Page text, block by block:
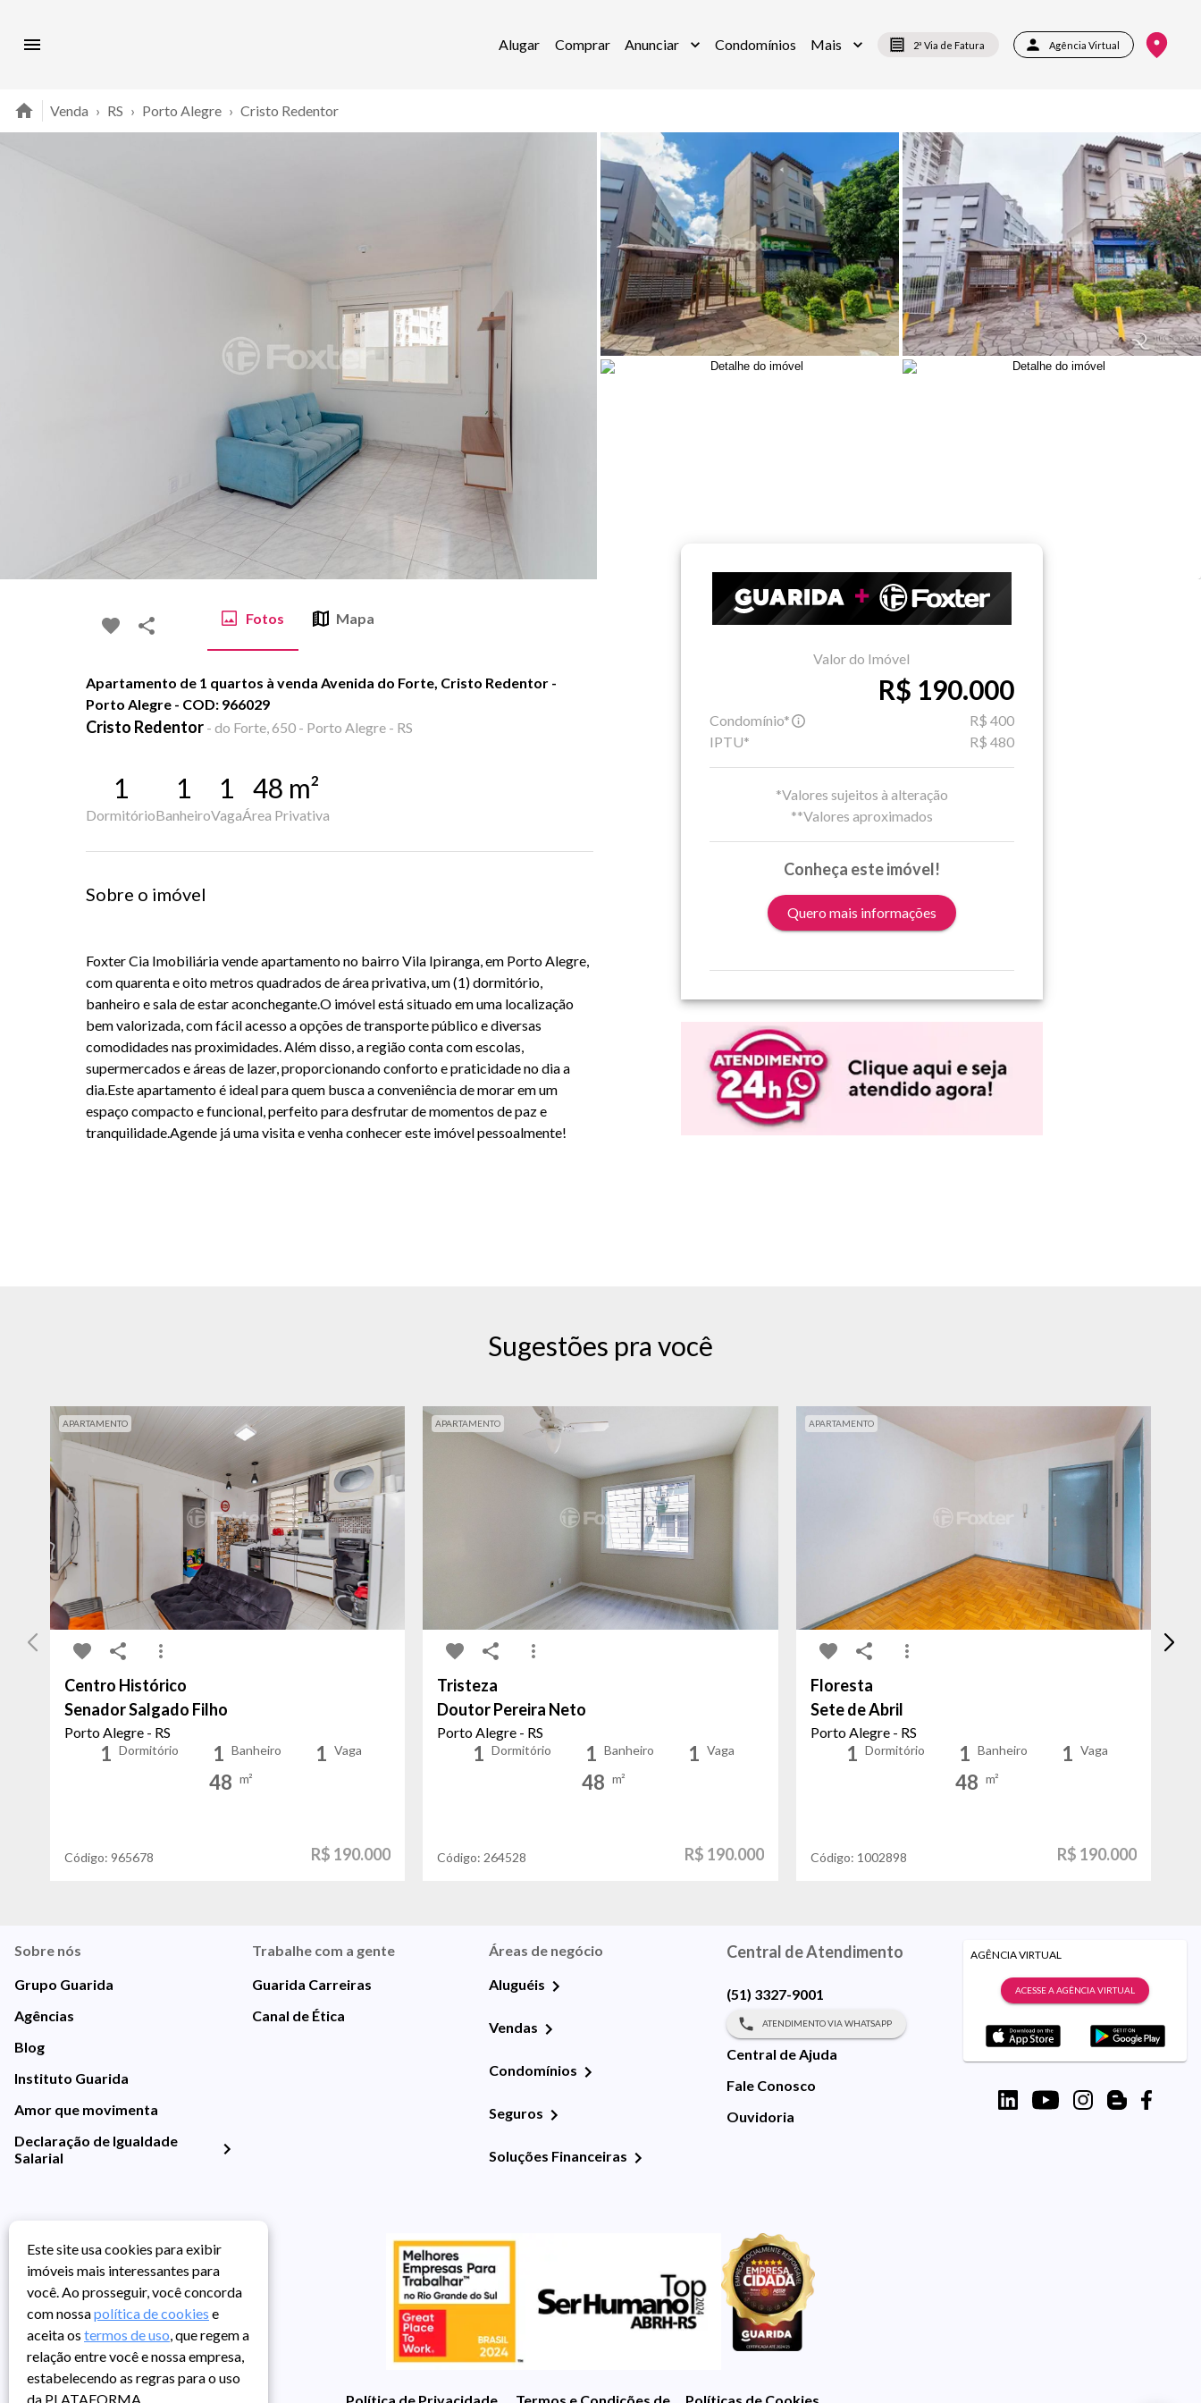
Alugar Comprar Anunciar Condomínios Mais 2ª Via de Fatura Agência Virtual
Venda › RS › Porto Alegre › Cristo Redentor
Fotos Mapa
Apartamento de 1 quartos à venda Avenida do Forte, Cristo Redentor -
Porto Alegre - COD: 966029
Cristo Redentor - do Forte, 650 - Porto Alegre - RS
1
Dormitório
1
Banheiro
1
Vaga
48 m²
Área Privativa
Sobre o imóvel
Foxter Cia Imobiliária vende apartamento no bairro Vila Ipiranga, em Porto Alegre,
com quarenta e oito metros quadrados de área privativa, um (1) dormitório,
banheiro e sala de estar aconchegante.O imóvel está situado em uma localização
bem valorizada, com fácil acesso a opções de transporte público e diversas
comodidades nas proximidades. Além disso, a região conta com escolas,
supermercados e áreas de lazer, proporcionando conforto e praticidade no dia a
dia.Este apartamento é ideal para quem busca a conveniência de morar em um
espaço compacto e funcional, perfeito para desfrutar de momentos de paz e
tranquilidade.Agende já uma visita e venha conhecer este imóvel pessoalmente!
Valor do Imóvel
R$ 190.000
Condomínio*
R$ 400
IPTU*
R$ 480
*Valores sujeitos à alteração
**Valores aproximados
Conheça este imóvel!
Quero mais informações
Sugestões pra você
APARTAMENTO
Centro Histórico
Senador Salgado Filho
Porto Alegre - RS
1 Dormitório 1 Banheiro 1 Vaga
48 m²
Código: 965678 R$ 190.000
APARTAMENTO
Tristeza
Doutor Pereira Neto
Porto Alegre - RS
1 Dormitório 1 Banheiro 1 Vaga
48 m²
Código: 264528 R$ 190.000
APARTAMENTO
Floresta
Sete de Abril
Porto Alegre - RS
1 Dormitório 1 Banheiro 1 Vaga
48 m²
Código: 1002898 R$ 190.000
Sobre nós
Grupo Guarida
Agências
Blog
Instituto Guarida
Amor que movimenta
Declaração de Igualdade
Salarial
Trabalhe com a gente
Guarida Carreiras
Canal de Ética
Áreas de negócio
Aluguéis
Vendas
Condomínios
Seguros
Soluções Financeiras
Central de Atendimento
(51) 3327-9001
ATENDIMENTO VIA WHATSAPP
Central de Ajuda
Fale Conosco
Ouvidoria
AGÊNCIA VIRTUAL
ACESSE A AGÊNCIA VIRTUAL
Política de Privacidade Termos e Condições de UsoPolíticas de Cookies
Este site usa cookies para exibir
imóveis mais interessantes para
você. Ao prosseguir, você concorda
com nossapolítica de cookies e
aceita os termos de uso, que regem a
relação entre você e nossa empresa,
estabelecendo as regras para o uso
da PLATAFORMA.